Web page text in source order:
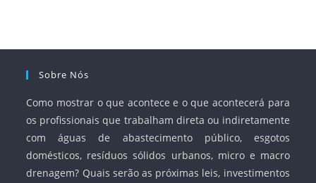
Sobre Nós
Como mostrar o que acontece e o que acontecerá para
os profissionais que trabalham direta ou indiretamente
com águas de abastecimento público, esgotos
domésticos, resíduos sólidos urbanos, micro e macro
drenagem? Quais serão as próximas leis, investimentos